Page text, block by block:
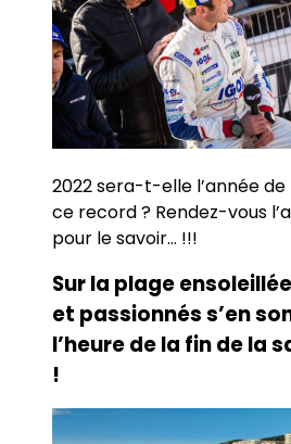
2022 sera-t-elle l’année de
ce record ? Rendez-vous
pour le savoir… !!!
Sur la plage
et passionnés s’en
l’heure de la fin de la
!